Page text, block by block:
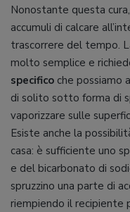
Nonostante questa
accumuli di calcare
trascorrere del tempo.
molto semplice e
specifico che possiamo
di solito sotto forma di
vaporizzare sulle
Esiste anche la
casa: è sufficiente uno
e del bicarbonato di
spruzzino una parte di
riempiendo il recipiente